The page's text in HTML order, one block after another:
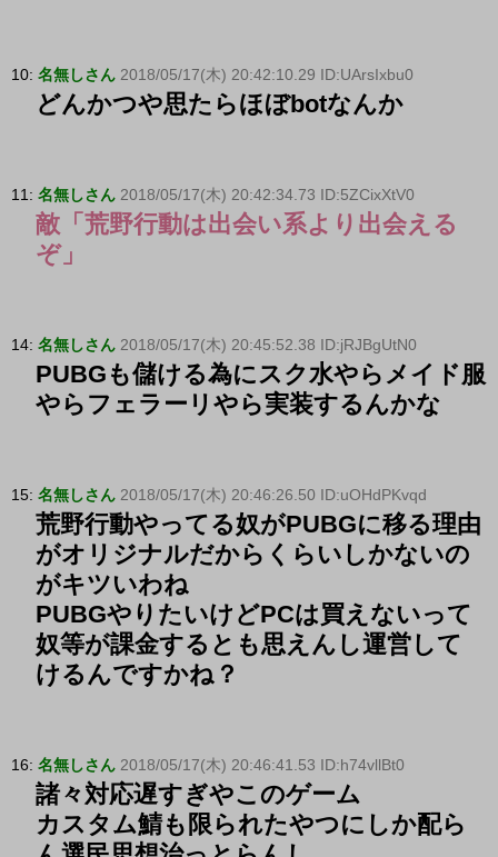
10: 名無しさん 2018/05/17(木) 20:42:10.29 ID:UArsIxbu0
どんかつや思たらほぼbotなんか
11: 名無しさん 2018/05/17(木) 20:42:34.73 ID:5ZCixXtV0
敵「荒野行動は出会い系より出会える
ぞ」
14: 名無しさん 2018/05/17(木) 20:45:52.38 ID:jRJBgUtN0
PUBGも儲ける為にスク水やらメイド服
やらフェラーリやら実装するんかな
15: 名無しさん 2018/05/17(木) 20:46:26.50 ID:uOHdPKvqd
荒野行動やってる奴がPUBGに移る理由
がオリジナルだからくらいしかないの
がキツいわね
PUBGやりたいけどPCは買えないって
奴等が課金するとも思えんし運営して
けるんですかね？
16: 名無しさん 2018/05/17(木) 20:46:41.53 ID:h74vllBt0
諸々対応遅すぎやこのゲーム
カスタム鯖も限られたやつにしか配ら